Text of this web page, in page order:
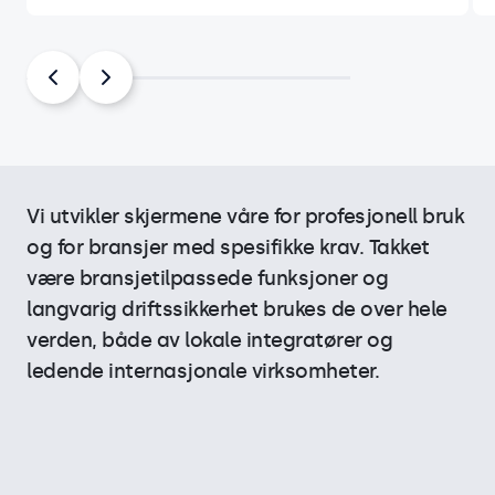
Vi utvikler skjermene våre for profesjonell bruk
og for bransjer med spesifikke krav. Takket
være bransjetilpassede funksjoner og
langvarig driftssikkerhet brukes de over hele
verden, både av lokale integratører og
ledende internasjonale virksomheter.